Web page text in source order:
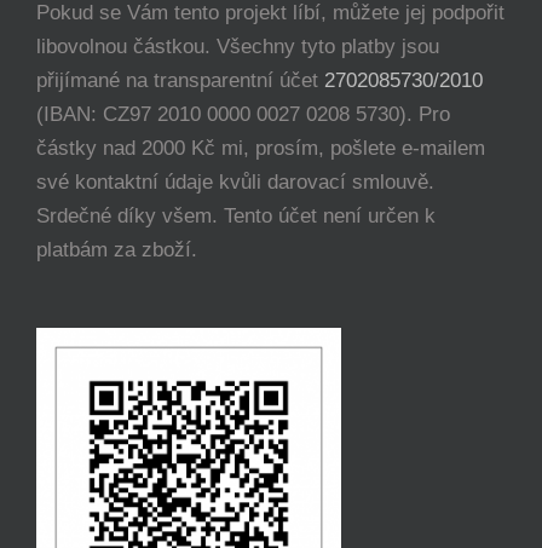
Pokud se Vám tento projekt líbí, můžete jej podpořit
libovolnou částkou. Všechny tyto platby jsou
přijímané na transparentní účet 2702085730/2010
(IBAN: CZ97 2010 0000 0027 0208 5730). Pro
částky nad 2000 Kč mi, prosím, pošlete e-mailem
své kontaktní údaje kvůli darovací smlouvě.
Srdečné díky všem. Tento účet není určen k
platbám za zboží.